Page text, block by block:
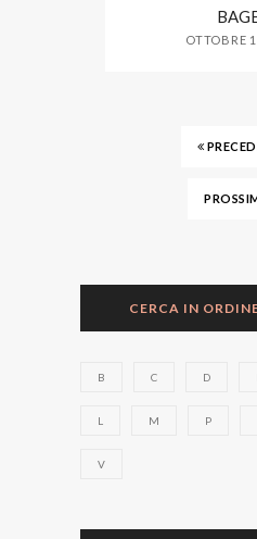
OTTOBRE
CERCA IN
B C D
L M P
V